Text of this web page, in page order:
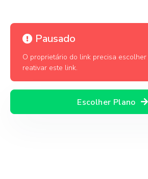
Pausado
O proprietário do link precisa
reativar este link.
Escolher Plano